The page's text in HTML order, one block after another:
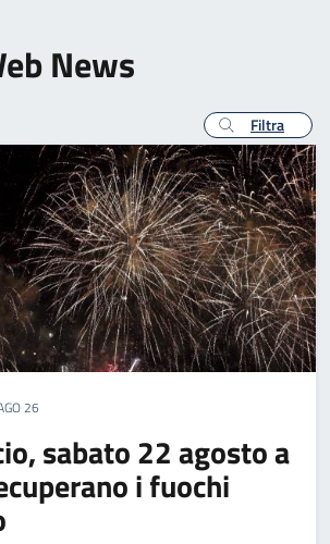
News
Filtra
26
sabato 22 agosto a
i fuochi